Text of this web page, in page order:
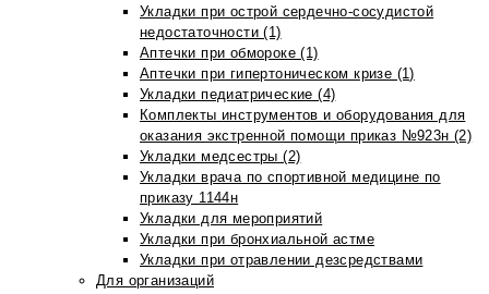
Укладки при острой сердечно-сосудистой
недостаточности (1)
Аптечки при обмороке (1)
Аптечки при гипертоническом кризе (1)
Укладки педиатрические (4)
Комплекты инструментов и оборудования для
оказания экстренной помощи приказ №923н (2)
Укладки медсестры (2)
Укладки врача по спортивной медицине по
приказу 1144н
Укладки для мероприятий
Укладки при бронхиальной астме
Укладки при отравлении дезсредствами
Для организаций